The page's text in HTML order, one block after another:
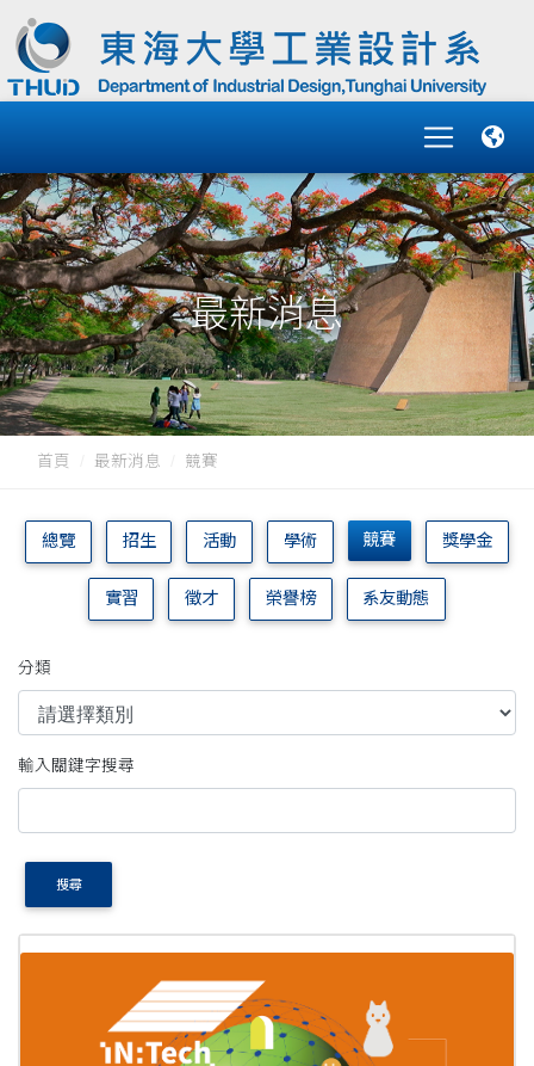
最新消息
首頁 最新消息 競賽
總覽 招生 活動 學術 競賽 獎學金
實習 徵才 榮譽榜 系友動態
分類
輸入關鍵字搜尋
搜尋